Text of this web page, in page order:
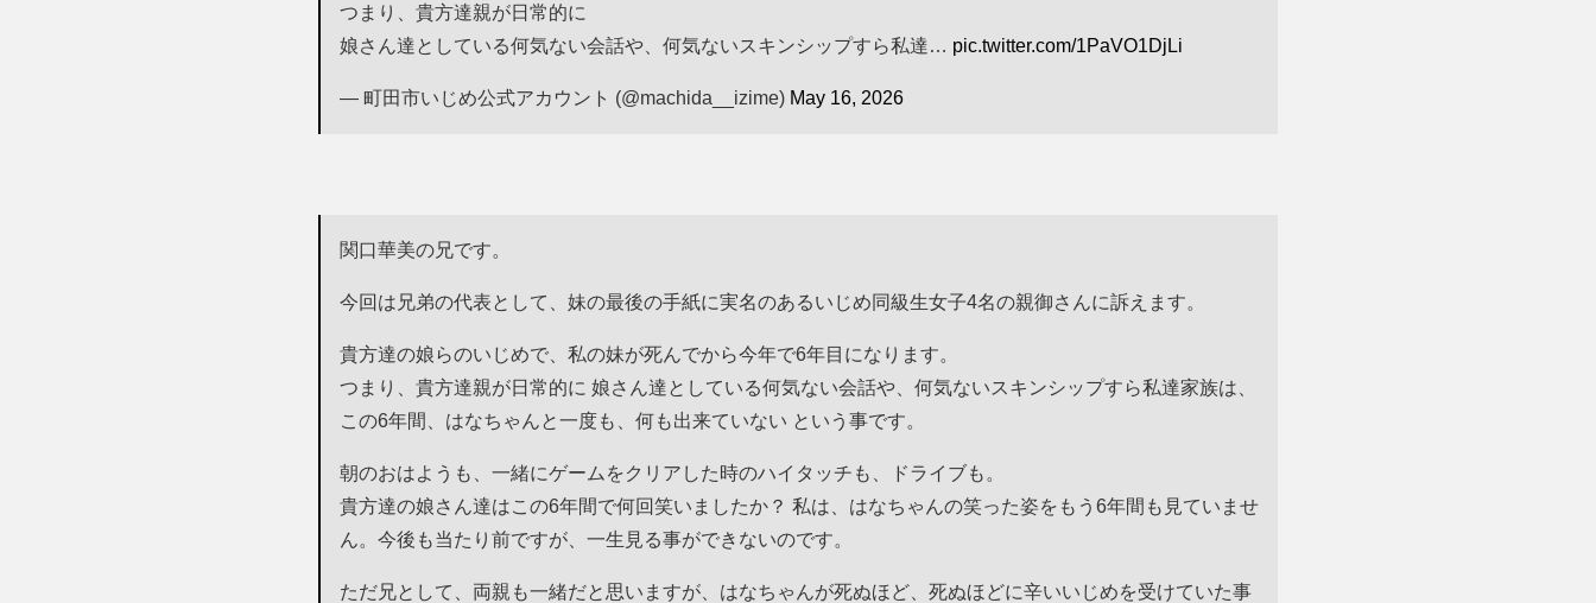
つまり、貴方達親が日常的に
娘さん達としている何気ない会話や、何気ないスキンシップすら私達… pic.twitter.com/1PaVO1DjLi
— 町田市いじめ公式アカウント (@machida__izime) May 16, 2026
関口華美の兄です。
今回は兄弟の代表として、妹の最後の手紙に実名のあるいじめ同級生女子4名の親御さんに訴えます。
貴方達の娘らのいじめで、私の妹が死んでから今年で6年目になります。
つまり、貴方達親が日常的に 娘さん達としている何気ない会話や、何気ないスキンシップすら私達家族は、
この6年間、はなちゃんと一度も、何も出来ていない という事です。
朝のおはようも、一緒にゲームをクリアした時のハイタッチも、ドライブも。
貴方達の娘さん達はこの6年間で何回笑いましたか？ 私は、はなちゃんの笑った姿をもう6年間も見ていませ
ん。今後も当たり前ですが、一生見る事ができないのです。
ただ兄として、両親も一緒だと思いますが、はなちゃんが死ぬほど、死ぬほどに辛いいじめを受けていた事